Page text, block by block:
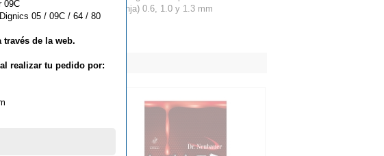
de esponja: OX (sin esponja) 0.6, 1.0 y 1.3 mm
09C
05 / 09C / 64 / 80
de la web.
realizar tu pedido por: